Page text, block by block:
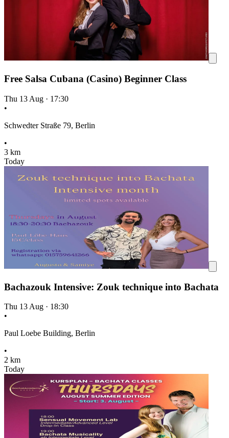
Free Salsa Cubana (Casino) Beginner Class
Thu 13 Aug · 17:30
•
Schwedter Straße 79, Berlin
•
3 km
Today
Bachazouk Intensive: Zouk technique into Bachata
Thu 13 Aug · 18:30
•
Paul Loebe Building, Berlin
•
2 km
Today